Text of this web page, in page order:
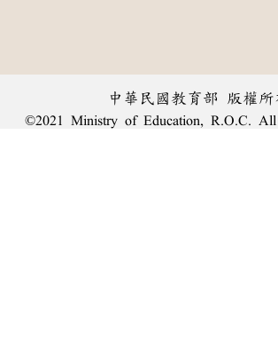
中華民國教育部 版權所
©2021 Ministry of Education, R.O.C. All